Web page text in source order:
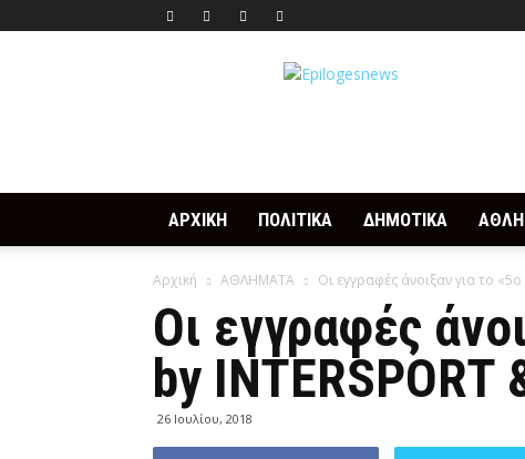
Epilogesnews
ΑΡΧΙΚΗ ΠΟΛΙΤΙΚΑ ΔΗΜΟΤΙΚΑ
Αρχική ΑΘΛΗΜΑΤΑ Οι εγγραφές άνοιξαν για το
Οι εγγραφές
by INTERSPORT
26 Ιουλίου, 2018